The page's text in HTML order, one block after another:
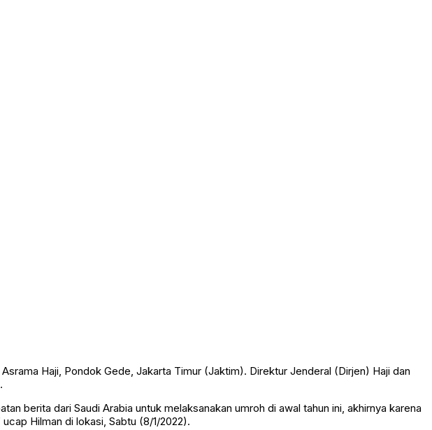
Haji, Pondok Gede, Jakarta Timur (Jaktim). Direktur Jenderal (Dirjen) Haji dan
berita dari Saudi Arabia untuk melaksanakan umroh di awal tahun ini, akhirnya karena
Hilman di lokasi, Sabtu (8/1/2022).